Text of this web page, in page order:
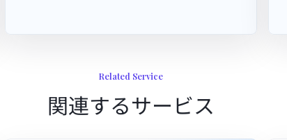
Related Service
関連するサービス